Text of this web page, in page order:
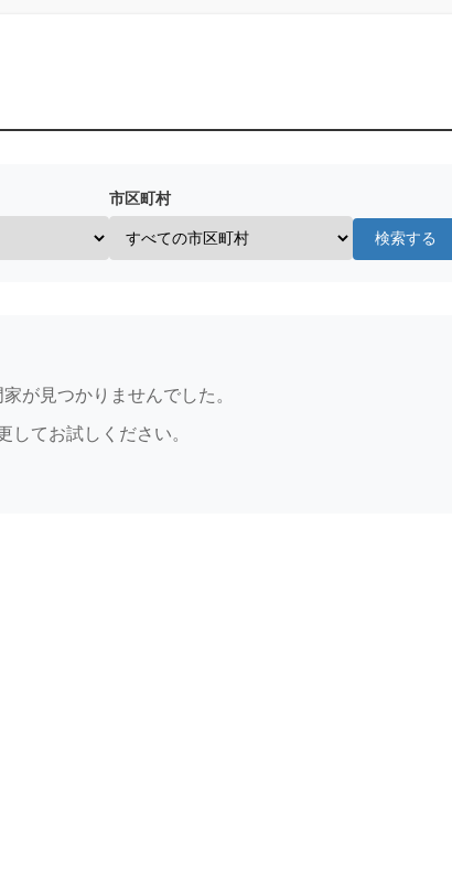
市区町村
検索する
が見つかりませんでした。
してお試しください。